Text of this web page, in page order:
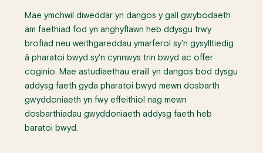
Mae ymchwil diweddar yn dangos y gall gwybodaeth
am faethiad fod yn anghyflawn heb ddysgu trwy
brofiad neu weithgareddau ymarferol sy'n gysylltiedig
â pharatoi bwyd sy'n cynnwys trin bwyd ac offer
coginio. Mae astudiaethau eraill yn dangos bod dysgu
addysg faeth gyda pharatoi bwyd mewn dosbarth
gwyddoniaeth yn fwy effeithiol nag mewn
dosbarthiadau gwyddoniaeth addysg faeth heb
baratoi bwyd.